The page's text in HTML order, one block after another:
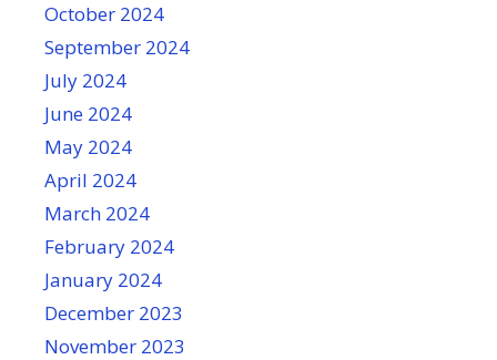
October 2024
September 2024
July 2024
June 2024
May 2024
April 2024
March 2024
February 2024
January 2024
December 2023
November 2023